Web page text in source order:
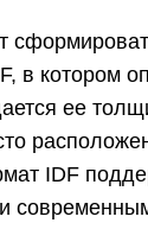
в котором
ее
IDF